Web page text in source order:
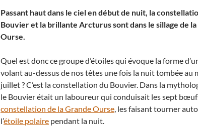
Passant haut dans le ciel en début de nuit, la
Bouvier et la brillante Arcturus sont dans le sillage de
Ourse.
Quel est donc ce groupe d’étoiles qui évoque la forme
volant au-dessus de nos têtes une fois la nuit tombée au
juillet ? C’est la constellation du Bouvier. Dans la
le Bouvier était un laboureur qui conduisait les sept
constellation de la Grande Ourse, les faisant tourner
l’étoile polaire pendant la nuit.